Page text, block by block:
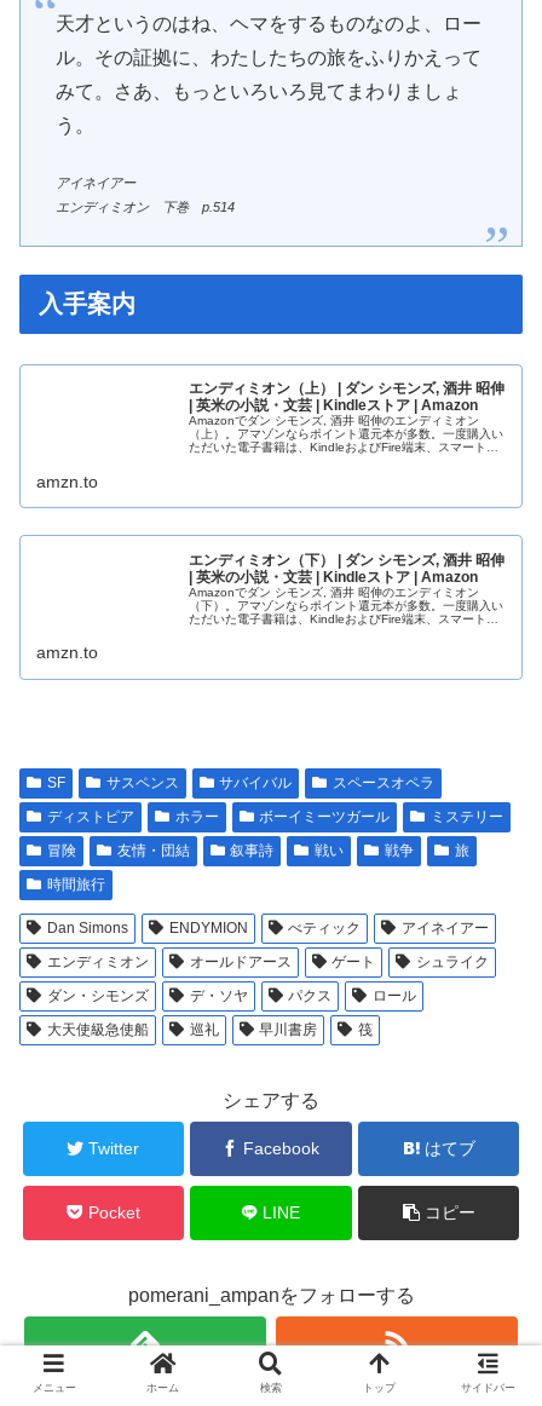
天才というのはね、ヘマをするものなのよ、ロー
ル。その証拠に、わたしたちの旅をふりかえって
みて。さあ、もっといろいろ見てまわりましょ
う。
アイネイアー
エンディミオン 下巻 p.514
入手案内
エンディミオン（上） | ダン シモンズ, 酒井 昭伸
| 英米の小説・文芸 | Kindleストア | Amazon
Amazonでダン シモンズ, 酒井 昭伸のエンディミオン
（上）。アマゾンならポイント還元本が多数。一度購入い
ただいた電子書籍は、KindleおよびFire端末、スマートフ
amzn.to
エンディミオン（下） | ダン シモンズ, 酒井 昭伸
| 英米の小説・文芸 | Kindleストア | Amazon
Amazonでダン シモンズ, 酒井 昭伸のエンディミオン
（下）。アマゾンならポイント還元本が多数。一度購入い
ただいた電子書籍は、KindleおよびFire端末、スマートフ
amzn.to
SF サスペンス サバイバル
スペースオペラ
ディストピア
ホラー ボーイミーツガール
ミステリー
冒険
友情・団結 叙事詩 戦い 戦争
旅
時間旅行
Dan Simons ENDYMION べティック
アイネイアー
エンディミオン
オールドアース ゲート
シュライク
ダン・シモンズ
デ・ソヤ パクス
ロール
大天使級急使船
巡礼 早川書房 筏
シェアする
Twitter Facebook はてブ
Pocket LINE コピー
pomerani_ampanをフォローする
メニュー ホーム 検索 トップ サイドバー